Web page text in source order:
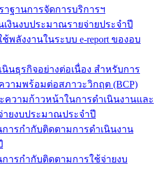
าฐานการจัดการบริการฯ
เงินงบประมาณรายจ่ายประจำปี
ช้พลังงานในระบบ e-report ของอบ
นินธุรกิจอย่างต่อเนื่อง สำหรับการ
วามพร้อมต่อสภาวะวิกฤต (BCP)
ความก้าวหน้าในการดำเนินงานและ
ายงบประมาณประจำปี
การกำกับติดตามการดำเนินงาน
การกำกับติดตามการใช้จ่ายงบ